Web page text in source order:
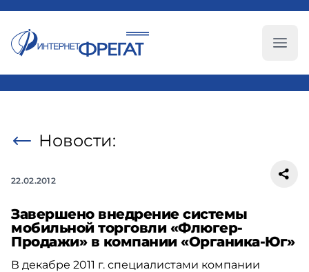
Новости:
22.02.2012
Завершено внедрение системы
мобильной торговли «Флюгер-
Продажи» в компании «Органика-Юг»
В декабре 2011 г. специалистами компании